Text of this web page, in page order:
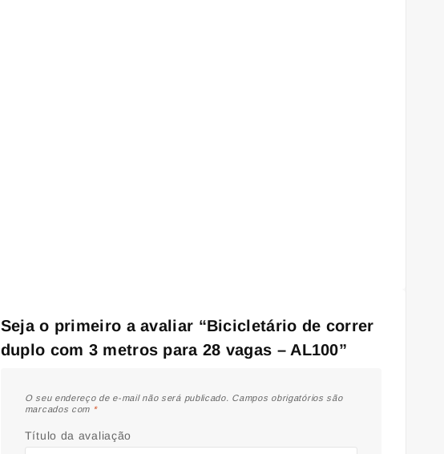
Seja o primeiro a avaliar “Bicicletário de correr
duplo com 3 metros para 28 vagas – AL100”
O seu endereço de e-mail não será publicado.
Campos obrigatórios são
marcados com *
Título da avaliação